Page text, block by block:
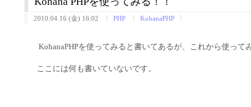
2010.04.16 (金) 16:02 PHP KohanaPHP
KohanaPHPを使ってみると書いてあるが、これから使って
ここには何も書いていないです。